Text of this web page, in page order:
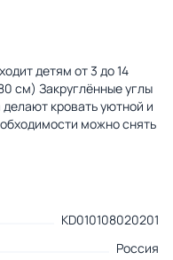
детям от 3 до 14
см) Закруглённые углы
кровать уютной и
можно снять
KD010108020201
Россия